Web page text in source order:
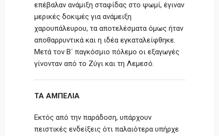
επέβαλαν ανάμιξη σταφίδας στο ψωμί, έγιναν
μερικές δοκιμές για ανάμειξη
χαρουπάλευρου, τα αποτελέσματα όμως ήταν
αποθαρρυντικά και η ιδέα εγκαταλείφθηκε.
Μετά τον Β΄ παγκόσμιο πόλεμο οι εξαγωγές
γίνονταν από το Ζύγι και τη Λεμεσό.
ΤΑ ΑΜΠΕΛΙΑ
Εκτός από την παράδοση, υπάρχουν
πειστικές ενδείξεις ότι παλαιότερα υπήρχε